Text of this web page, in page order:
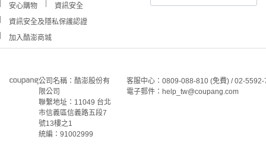
安心購物
資訊安全
資訊安全及隱私保護認證
加入酷澎商城
公司名稱：酷澎股份有
限公司
聯繫地址：11049 台北
市信義區信義路五段7
號13樓之1
統編：91002999
客服中心：0809-088-810 (免費) / 02-
電子郵件：help_tw@coupang.com